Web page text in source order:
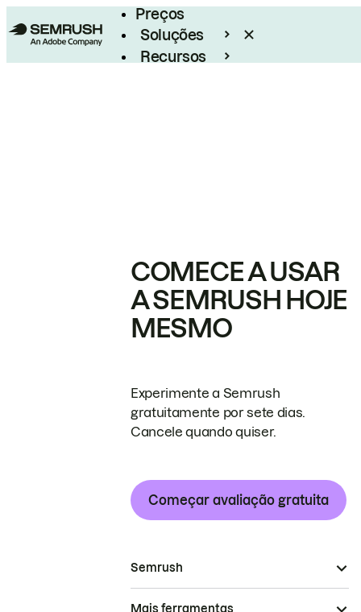
Preços
Soluções
Recursos
COMECE A USAR
A SEMRUSH HOJE
MESMO
Experimente a Semrush
gratuitamente por sete dias.
Cancele quando quiser.
Começar avaliação gratuita
Semrush
Mais ferramentas